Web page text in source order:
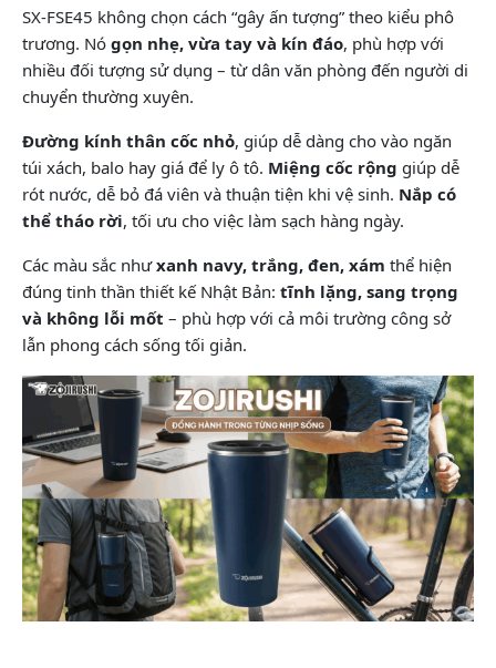
SX-FSE45 không chọn cách “gây ấn tượng” theo kiểu phô
trương. Nó gọn nhẹ, vừa tay và kín đáo, phù hợp với
nhiều đối tượng sử dụng – từ dân văn phòng đến người di
chuyển thường xuyên.
Đường kính thân cốc nhỏ, giúp dễ dàng cho vào ngăn
túi xách, balo hay giá để ly ô tô. Miệng cốc rộng giúp dễ
rót nước, dễ bỏ đá viên và thuận tiện khi vệ sinh. Nắp có
thể tháo rời, tối ưu cho việc làm sạch hàng ngày.
Các màu sắc nhưxanh navy, trắng, đen, xám thể hiện
đúng tinh thần thiết kế Nhật Bản: tĩnh lặng, sang trọng
và không lỗi mốt – phù hợp với cả môi trường công sở
lẫn phong cách sống tối giản.